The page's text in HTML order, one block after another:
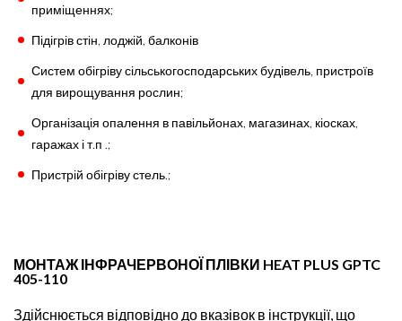
приміщеннях;
Підігрів стін, лоджій, балконів
Систем обігріву сільськогосподарських будівель, пристроїв
для вирощування рослин;
Організація опалення в павільйонах, магазинах, кіосках,
гаражах і т.п .;
Пристрій обігріву стель.;
МОНТАЖ ІНФРАЧЕРВОНОЇ ПЛІВКИ HEAT PLUS GPTC
405-110
Здійснюється відповідно до вказівок в інструкції, що